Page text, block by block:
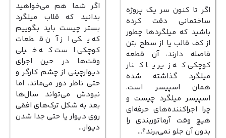
اگر تا کنون سر یک پروژه
ساختمانی دقت کرده
باشید که میلگردها چطور
از کف قالب یا از سطح بتن
فاصله دارند، آن قطعه
کوچکی که زیر یا کنار
میلگرد گذاشته شده
همان اسپیسر است.
اسپیسر میلگرد چیست و
چرا اجراکننده‌های حرفه‌ای
هیچ‌ وقت آرماتوربندی را
بدون آن جلو نمی‌برند؟…
اگر شما هم می‌خواهید
بدانید که قلاب میلگرد
بستر چیست باید بگوییم
که یکی از آن قطعات
کوچکی است که خیلی
وقت‌ها در حین اجرای
دیوارچینی از چشم کارگر و
حتی ناظر دور می‌ماند، اما
نبودش می‌تواند سال‌ها
بعد به شکل ترک‌های افقی
روی دیوار یا حتی جدا شدن
دیوار…